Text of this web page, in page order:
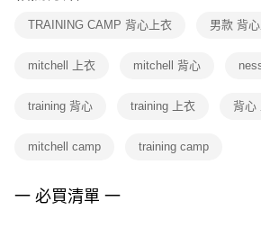
是否繳費成功／繳費後需取消欲退款等相關疑問，
客戶支援中心」https://
１．透過由恩沛科技股份有限公司提供之「
權轉讓予恩沛科技股份有限公司。
３．未成年的使用者請事先徵得法定代理人或監護
４．使用「AFTEE先享後付」時，將依據個別帳
TRAINING CAMP 背心上衣 男款 背
mitchell 上衣 mitchell 背心
training 背心 training 上衣 背心
mitchell camp training camp
一 必買清單 一